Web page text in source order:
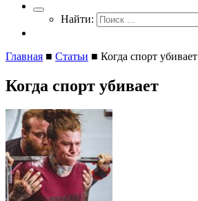
Найти:
Главная ■ Статьи ■ Когда спорт убивает
Когда спорт убивает